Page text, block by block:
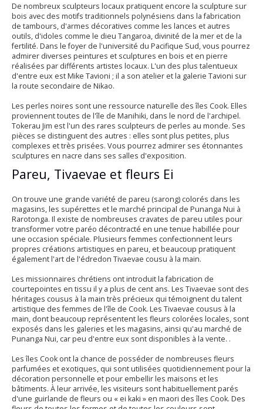
De nombreux sculpteurs locaux pratiquent encore la sculpture sur
bois avec des motifs traditionnels polynésiens dans la fabrication
de tambours, d'armes décoratives comme les lances et autres
outils, d'idoles comme le dieu Tangaroa, divinité de la mer et de la
fertilité. Dans le foyer de l'université du Pacifique Sud, vous pourrez
admirer diverses peintures et sculptures en bois et en pierre
réalisées par différents artistes locaux. L'un des plus talentueux
d'entre eux est Mike Tavioni ; il a son atelier et la galerie Tavioni sur
la route secondaire de Nikao.
Les perles noires sont une ressource naturelle des îles Cook. Elles
proviennent toutes de l'île de Manihiki, dans le nord de l'archipel.
Tokerau Jim est l'un des rares sculpteurs de perles au monde. Ses
pièces se distinguent des autres : elles sont plus petites, plus
complexes et très prisées. Vous pourrez admirer ses étonnantes
sculptures en nacre dans ses salles d'exposition.
Pareu, Tivaevae et fleurs Ei
On trouve une grande variété de pareu (sarong) colorés dans les
magasins, les supérettes et le marché principal de Punanga Nui à
Rarotonga. Il existe de nombreuses cravates de pareu utiles pour
transformer votre paréo décontracté en une tenue habillée pour
une occasion spéciale. Plusieurs femmes confectionnent leurs
propres créations artistiques en pareu, et beaucoup pratiquent
également l'art de l'édredon Tivaevae cousu à la main.
Les missionnaires chrétiens ont introduit la fabrication de
courtepointes en tissu il y a plus de cent ans. Les Tivaevae sont des
héritages cousus à la main très précieux qui témoignent du talent
artistique des femmes de l'île de Cook. Les Tivaevae cousus à la
main, dont beaucoup représentent les fleurs colorées locales, sont
exposés dans les galeries et les magasins, ainsi qu'au marché de
Punanga Nui, car peu d'entre eux sont disponibles à la vente. .
Les îles Cook ont la chance de posséder de nombreuses fleurs
parfumées et exotiques, qui sont utilisées quotidiennement pour la
décoration personnelle et pour embellir les maisons et les
bâtiments. À leur arrivée, les visiteurs sont habituellement parés
d'une guirlande de fleurs ou « ei kaki » en maori des îles Cook. Des